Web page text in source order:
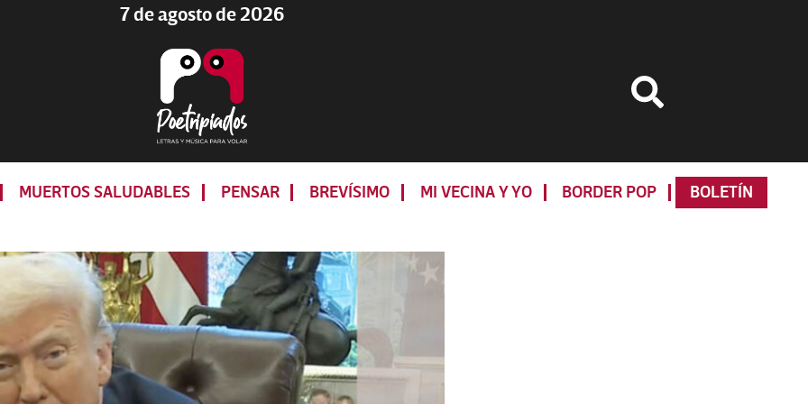
7 de agosto de 2026
LETRAS
Y
PARA
VOLAR
MUERTOS SALUDABLES PENSAR BREVÍSIMO MI VECINA Y YO BORDER POP BOLETÍN